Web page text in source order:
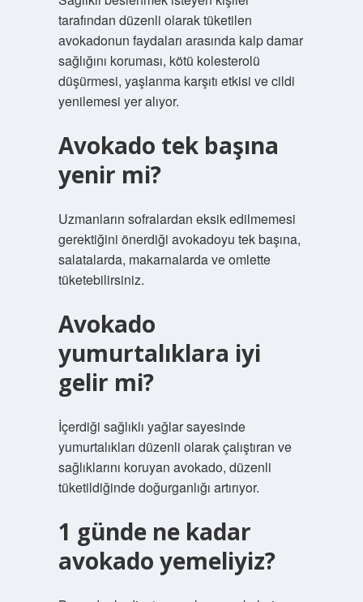
tarafından düzenli olarak tüketilen
avokadonun faydaları arasında kalp damar
sağlığını koruması, kötü kolesterolü
düşürmesi, yaşlanma karşıtı etkisi ve cildi
yenilemesi yer alıyor.
Avokado tek başına
yenir mi?
Uzmanların sofralardan eksik edilmemesi
gerektiğini önerdiği avokadoyu tek başına,
salatalarda, makarnalarda ve omlette
tüketebilirsiniz.
Avokado
yumurtalıklara iyi
gelir mi?
İçerdiği sağlıklı yağlar sayesinde
yumurtalıkları düzenli olarak çalıştıran ve
sağlıklarını koruyan avokado, düzenli
tüketildiğinde doğurganlığı artırıyor.
1 günde ne kadar
avokado yemeliyiz?